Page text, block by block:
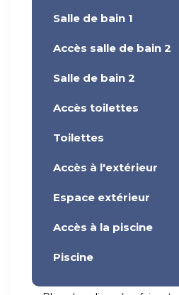
Salle de bain 1
Accès salle de bain 2
Salle de bain 2
Accès toilettes
Toilettes
Accès à l'extérieur
Espace extérieur
Accès à la piscine
Piscine